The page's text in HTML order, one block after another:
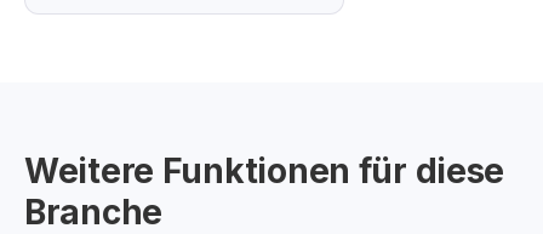
Weitere Funktionen für diese
Branche